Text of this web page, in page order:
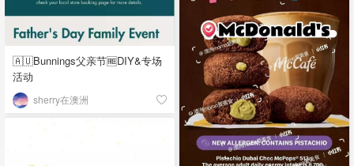
🇦🇺Bunnings父亲节🆓DIY&专场
活动
sherry在澳洲